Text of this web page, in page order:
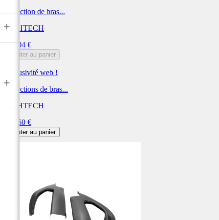
+
+
Protection de bras...
LIGHTECH
Prix
383,04 €
Ajouter au panier
Exclusivité web !
Protections de bras...
LIGHTECH
333,60 €
Ajouter au panier